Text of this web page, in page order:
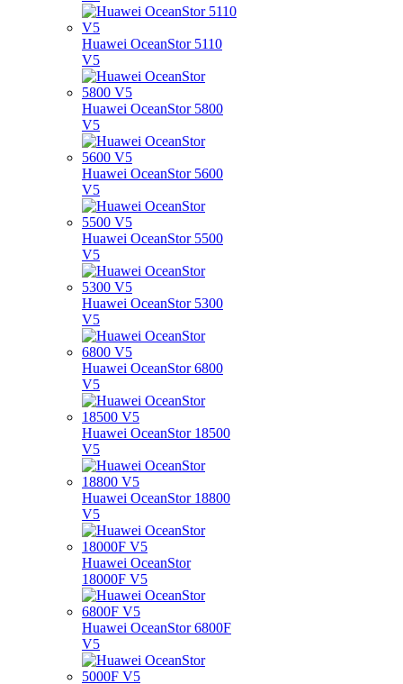
Huawei OceanStor 5110
V5
Huawei OceanStor 5800
V5
Huawei OceanStor 5600
V5
Huawei OceanStor 5500
V5
Huawei OceanStor 5300
V5
Huawei OceanStor 6800
V5
Huawei OceanStor 18500
V5
Huawei OceanStor 18800
V5
Huawei OceanStor
18000F V5
Huawei OceanStor 6800F
V5